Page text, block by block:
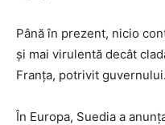
Până în prezent, nicio
şi mai virulentă decât
Franţa, potrivit guvernului.
În Europa, Suedia a